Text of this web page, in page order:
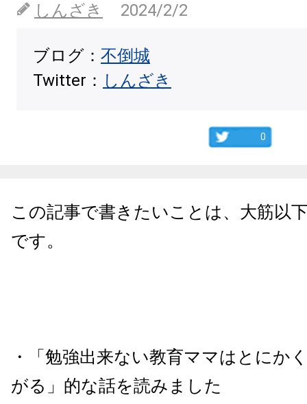
しんざき
2024/2/2
ブログ： 不倒城
Twitter： しんざき
0
この記事で書きたいことは、大筋以
です。
・「勉強出来ない教育ママはとにか
がる」的な話を読みました